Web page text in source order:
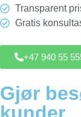
Transparent
Gratis
+47 940 55
Gjør